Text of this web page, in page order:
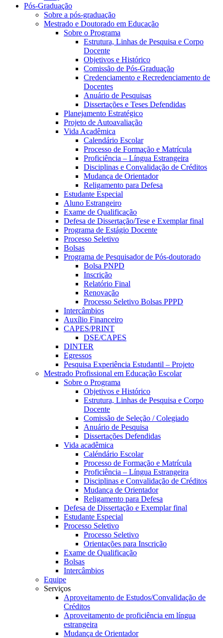
Pós-Graduação
Sobre a pós-graduação
Mestrado e Doutorado em Educação
Sobre o Programa
Estrutura, Linhas de Pesquisa e Corpo
Docente
Objetivos e Histórico
Comissão de Pós-Graduação
Credenciamento e Recredenciamento de
Docentes
Anuário de Pesquisas
Dissertações e Teses Defendidas
Planejamento Estratégico
Projeto de Autoavaliação
Vida Acadêmica
Calendário Escolar
Processo de Formação e Matrícula
Proficiência – Língua Estrangeira
Disciplinas e Convalidação de Créditos
Mudança de Orientador
Religamento para Defesa
Estudante Especial
Aluno Estrangeiro
Exame de Qualificação
Defesa de Dissertação/Tese e Exemplar final
Programa de Estágio Docente
Processo Seletivo
Bolsas
Programa de Pesquisador de Pós-doutorado
Bolsa PNPD
Inscrição
Relatório Final
Renovação
Processo Seletivo Bolsas PPPD
Intercâmbios
Auxílio Financeiro
CAPES/PRINT
DSE/CAPES
DINTER
Egressos
Pesquisa Experiência Estudantil – Projeto
Mestrado Profissional em Educação Escolar
Sobre o Programa
Objetivos e Histórico
Estrutura, Linhas de Pesquisa e Corpo
Docente
Comissão de Seleção / Colegiado
Anuário de Pesquisa
Dissertações Defendidas
Vida acadêmica
Caléndário Escolar
Processo de Formação e Matrícula
Proficiência – Língua Estrangeira
Disciplinas e Convalidação de Créditos
Mudança de Orientador
Religamento para Defesa
Defesa de Dissertação e Exemplar final
Estudante Especial
Processo Seletivo
Processo Seletivo
Orientações para Inscrição
Exame de Qualificação
Bolsas
Intercâmbios
Equipe
Serviços
Aproveitamento de Estudos/Convalidação de
Créditos
Aproveitamento de proficiência em língua
estrangeira
Mudança de Orientador